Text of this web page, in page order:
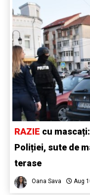
RAZIE cu
Poliției, sute de
terase
Oana Sava Aug